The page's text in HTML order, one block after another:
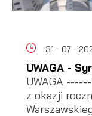
31 - 07 -
UWAGA -
UWAGA
z okazji